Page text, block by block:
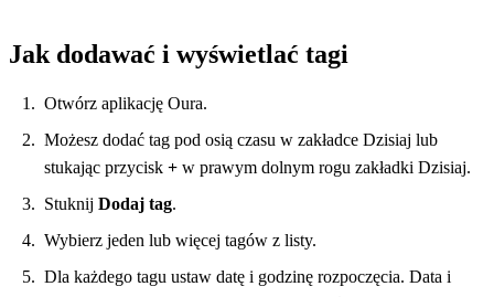
Jak dodawać i wyświetlać tagi
Otwórz aplikację Oura.
Możesz dodać tag pod osią czasu w zakładce Dzisiaj lub
stukając przycisk + w prawym dolnym rogu zakładki Dzisiaj.
Stuknij Dodaj tag.
Wybierz jeden lub więcej tagów z listy.
Dla każdego tagu ustaw datę i godzinę rozpoczęcia. Data i